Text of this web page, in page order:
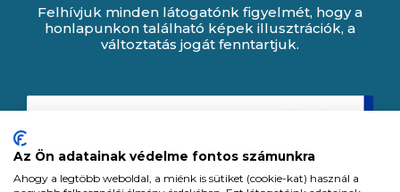
Felhívjuk minden látogatónk figyelmét, hogy a
honlapunkon található képek illusztrációk, a
változtatás jogát fenntartjuk.
Az Ön adatainak védelme fontos számunkra
Ahogy a legtöbb weboldal, a miénk is sütiket (cookie-kat) használ a